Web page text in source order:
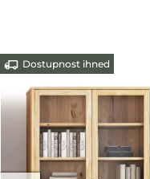
Dostupnost ihned